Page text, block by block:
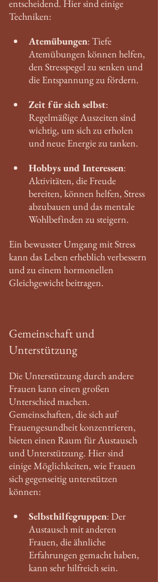
entscheidend. Hier sind einige
Techniken:
Atemübungen: Tiefe
Atemübungen können helfen,
den Stresspegel zu senken und
die Entspannung zu fördern.
Zeit für sich selbst:
Regelmäßige Auszeiten sind
wichtig, um sich zu erholen
und neue Energie zu tanken.
Hobbys und Interessen:
Aktivitäten, die Freude
bereiten, können helfen, Stress
abzubauen und das mentale
Wohlbefinden zu steigern.
Ein bewusster Umgang mit Stress
kann das Leben erheblich verbessern
und zu einem hormonellen
Gleichgewicht beitragen.
Gemeinschaft und
Unterstützung
Die Unterstützung durch andere
Frauen kann einen großen
Unterschied machen.
Gemeinschaften, die sich auf
Frauengesundheit konzentrieren,
bieten einen Raum für Austausch
und Unterstützung. Hier sind
einige Möglichkeiten, wie Frauen
sich gegenseitig unterstützen
können:
Selbsthilfegruppen: Der
Austausch mit anderen
Frauen, die ähnliche
Erfahrungen gemacht haben,
kann sehr hilfreich sein.